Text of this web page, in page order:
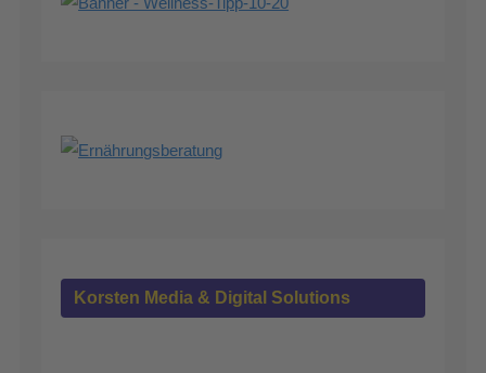
Korsten Media & Digital Solutions